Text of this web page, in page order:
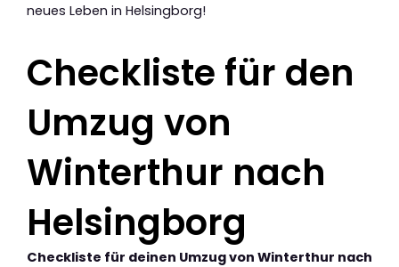
neues Leben in Helsingborg!
Checkliste für den
Umzug von
Winterthur nach
Helsingborg
Checkliste für deinen Umzug von Winterthur nach